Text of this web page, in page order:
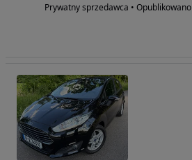
Prywatny sprzedawca • Opublikowano